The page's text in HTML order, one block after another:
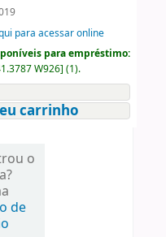
para acessar online
para empréstimo:
W926] (1).
carrinho
o
de